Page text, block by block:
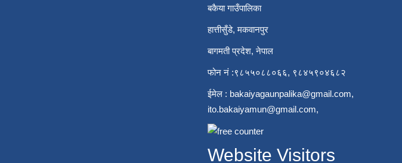
बकैया गाउँपालिका
हात्तीसुँडे, मकवानपुर
बागमती प्रदेश, नेपाल
फोन नं :९८५५०८८०६६, ९८४५९०४६८२
ईमेल : bakaiyagaunpalika@gmail.com,
ito.bakaiyamun@gmail.com,
Website Visitors